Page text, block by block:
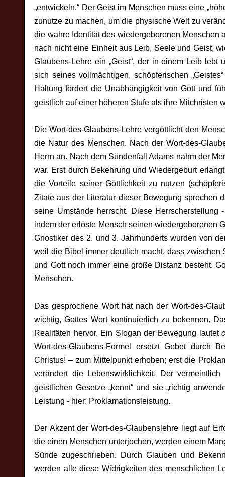
„entwickeln.“ Der Geist im Menschen muss eine
zunutze zu machen, um die physische Welt zu
die wahre Identität des wiedergeborenen Menschen
nach nicht eine Einheit aus Leib, Seele und Geist,
Glaubens-Lehre ein „Geist“, der in einem Leib
sich seines vollmächtigen, schöpferischen
Haltung fördert die Unabhängigkeit von Gott und
geistlich auf einer höheren Stufe als ihre Mitchristen
Die Wort-des-Glaubens-Lehre vergöttlicht den
die Natur des Menschen. Nach der Wort-des-
Herrn an. Nach dem Sündenfall Adams nahm der
war. Erst durch Bekehrung und Wiedergeburt
die Vorteile seiner Göttlichkeit zu nutzen
Zitate aus der Literatur dieser Bewegung sprechen
seine Umstände herrscht. Diese Herrscherstellung
indem der erlöste Mensch seinen wiedergeborenen
Gnostiker des 2. und 3. Jahrhunderts wurden von
weil die Bibel immer deutlich macht, dass zwischen
und Gott noch immer eine große Distanz besteht.
Menschen.
Das gesprochene Wort hat nach der Wort-des-
wichtig, Gottes Wort kontinuierlich zu bekennen.
Realitäten hervor. Ein Slogan der Bewegung lautet
Wort-des-Glaubens-Formel ersetzt Gebet durch
Christus! – zum Mittelpunkt erhoben; erst die
verändert die Lebenswirklichkeit. Der
geistlichen Gesetze „kennt“ und sie „richtig
Leistung - hier: Proklamationsleistung.
Der Akzent der Wort-des-Glaubenslehre liegt auf
die einen Menschen unterjochen, werden einem
Sünde zugeschrieben. Durch Glauben und
werden alle diese Widrigkeiten des menschlichen